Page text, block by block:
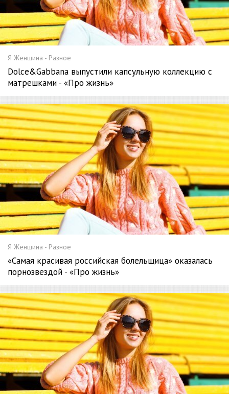
Я Женщина - Разное
Dolce&Gabbana выпустили капсульную коллекцию с
матрешками - «Про жизнь»
Я Женщина - Разное
«Самая красивая российская болельщица» оказалась
порнозвездой - «Про жизнь»